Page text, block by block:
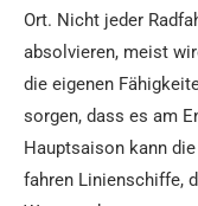
Ort. Nicht jeder
absolvieren, meist
die eigenen
sorgen, dass es am
Hauptsaison kann
fahren Linienschiffe,